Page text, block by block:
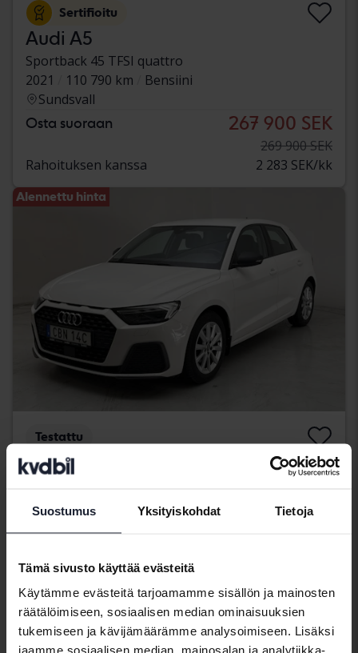
Suostumus Yksityiskohdat Tietoja
Tämä sivusto käyttää evästeitä
Käytämme evästeitä tarjoamamme sisällön ja mainosten
räätälöimiseen, sosiaalisen median ominaisuuksien
tukemiseen ja kävijämäärämme analysoimiseen. Lisäksi
jaamme sosiaalisen median, mainosalan ja analytiikka-
Sertifioitu
Audi A5
Sportback 45 TFSI quattro
2021
110 790 km
Bensiini
Sundsvall
Osta suoraan 267 900 SEK
269 900 SEK
Rahoituksen kanssa
2 283 SEK/kk
Alennettu hinta
Testattu
Audi A1
2020
Bensiini
Rahoituksen kanssa
1 320 SEK/kk
Alennettu hinta